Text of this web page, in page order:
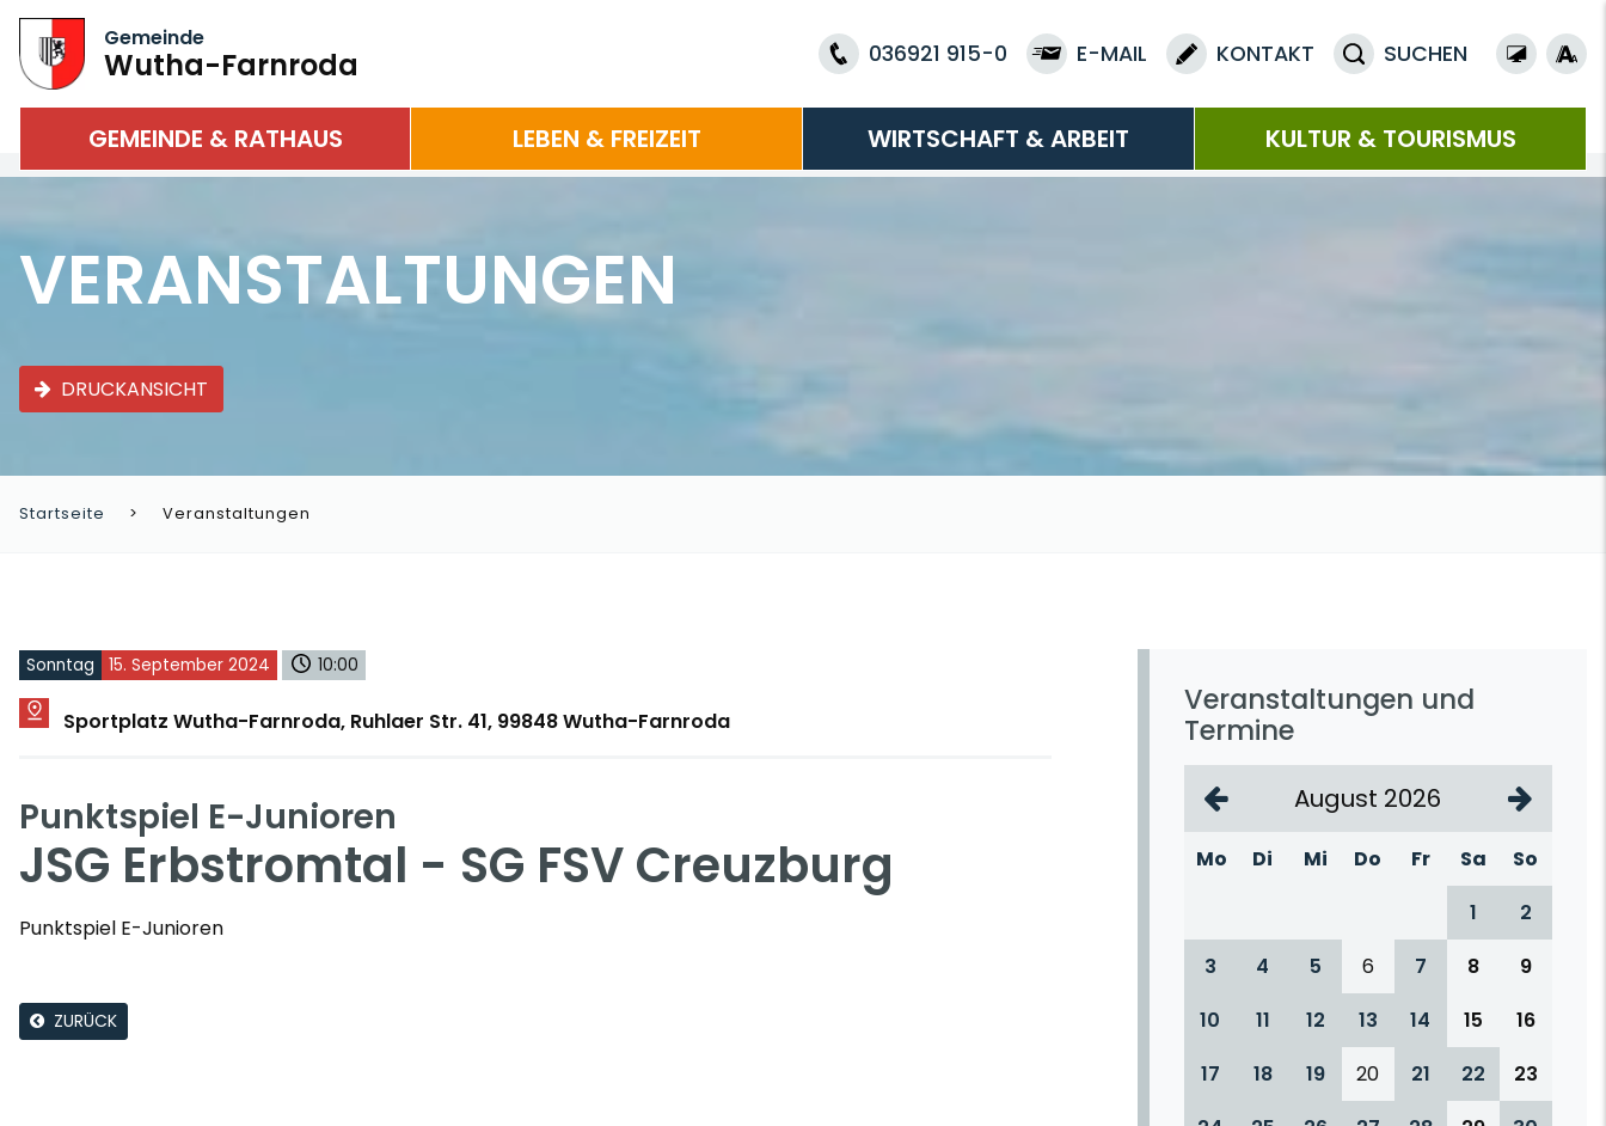
Gemeinde
Wutha-Farnroda 036921 915-0 E-MAIL KONTAKT SUCHEN
GEMEINDE & RATHAUS LEBEN & FREIZEIT WIRTSCHAFT & ARBEIT KULTUR & TOURISMUS
VERANSTALTUNGEN
DRUCKANSICHT
Startseite Veranstaltungen
Sonntag 15. September 2024 10:00
Sportplatz Wutha-Farnroda, Ruhlaer Str. 41, 99848 Wutha-Farnroda
Punktspiel E-Junioren
JSG Erbstromtal - SG FSV Creuzburg
Punktspiel E-Junioren
ZURÜCK
Veranstaltungen und
Termine
August 2026
Mo Di Mi Do Fr Sa
So
1
2
3
4 5 6 7 8
9
10
11 12 13 14 15
16
17
18 19 20 21 22
23